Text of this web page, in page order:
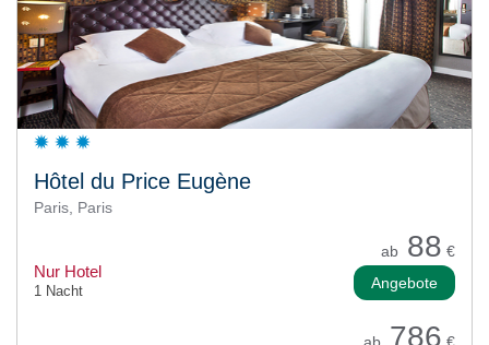
Hôtel du Price Eugène
Paris, Paris
ab 88 €
Nur Hotel
1 Nacht Angebote
ab 786 €